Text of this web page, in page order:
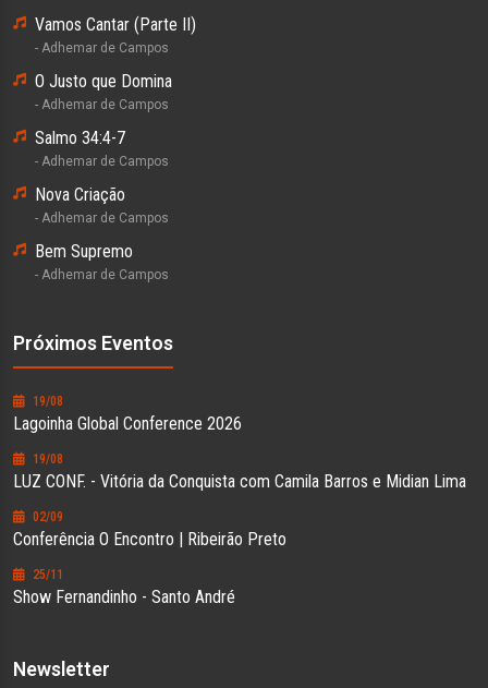
Vamos Cantar (Parte II)
- Adhemar de Campos
O Justo que Domina
- Adhemar de Campos
Salmo 34:4-7
- Adhemar de Campos
Nova Criação
- Adhemar de Campos
Bem Supremo
- Adhemar de Campos
Próximos Eventos
19/08
Lagoinha Global Conference 2026
19/08
LUZ CONF. - Vitória da Conquista com Camila Barros e Midian Lima
02/09
Conferência O Encontro | Ribeirão Preto
25/11
Show Fernandinho - Santo André
Newsletter